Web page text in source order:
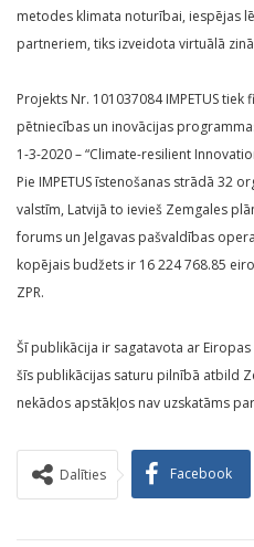
metodes klimata noturībai, iespējas
partneriem, tiks izveidota virtuālā
Projekts Nr. 101037084 IMPETUS
pētniecības un inovācijas
1-3-2020 – “Climate-resilient
Pie IMPETUS īstenošanas strādā 32
valstīm, Latvijā to ievieš Zemgales
forums un Jelgavas pašvaldības
kopējais budžets ir 16 224 768.85
ZPR.
Šī publikācija ir sagatavota ar
šīs publikācijas saturu pilnībā atbild
nekādos apstākļos nav uzskatāms
Dalīties Facebook